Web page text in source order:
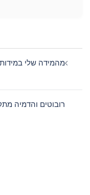
Post
navigation
מהמידה שלי
רובוטים והדמיה